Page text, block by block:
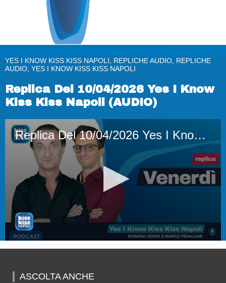
YES I KNOW KISS KISS NAPOLI, REPLICHE AUDIO, REPLICHE
AUDIO, YES I KNOW KISS KISS NAPOLI
Replica Del 10/04/2026 Yes I Know
Kiss Kiss Napoli (AUDIO)
Replica Del 10/04/2026 Yes I Know Kiss Kiss Napoli (AUDIO)
hour,ASCOLTA ANCHE